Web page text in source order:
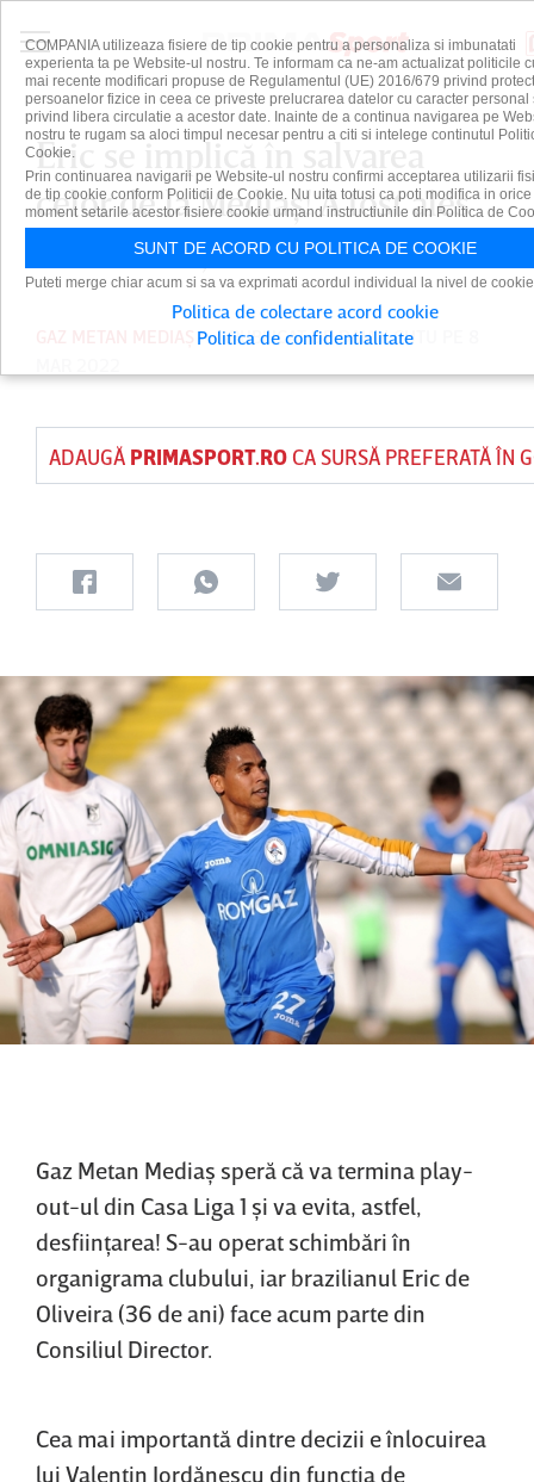
Eric se implică în salvarea
celor de la Mediaş! A fost ales
într-o funcţie de conducere
PUBLICAT DEDAIAN CUTU
ADAUGĂ PRIMASPORT.ROCA SURSĂ PREFERATĂ ÎN
Gaz Metan Mediaş speră că va termina play-
out-ul din Casa Liga 1 şi va evita, astfel,
desfiinţarea! S-au operat schimbări în
organigrama clubului, iar brazilianul Eric de
Oliveira (36 de ani) face acum parte din
Consiliul Director.
Cea mai importantă dintre decizii e înlocuirea
lui Valentin Iordănescu din funcţia de
COMPANIA utilizeaza fisiere de tip cookie pentru a personaliza si imbunatati
experienta ta pe Website-ul nostru. Te informam ca ne-am actualizat politicile
mai recente modificari propuse de Regulamentul (UE) 2016/679 privind
persoanelor fizice in ceea ce priveste prelucrarea datelor cu caracter personal
privind libera circulatie a acestor date. Inainte de a continua navigarea pe
nostru te rugam sa aloci timpul necesar pentru a citi si intelege continutul
Cookie.
Prin continuarea navigarii pe Website-ul nostru confirmi acceptarea utilizarii
de tip cookie conform Politicii de Cookie. Nu uita totusi ca poti modifica in orice
moment setarile acestor fisiere cookie urmand instructiunile din Politica de
SUNT DE ACORD CU POLITICA DE COOKIE
Puteti merge chiar acum si sa va exprimati acordul individual la nivel de
Politica de colectare acord cookie
Politica de confidentialitate